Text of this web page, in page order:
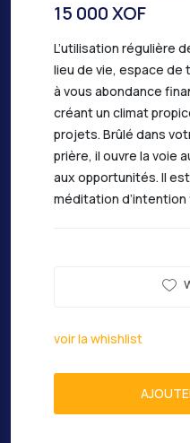
15 000 XOF
L’utilisation régulière
lieu de vie, espace de
à vous abondance
créant un climat
projets. Brûlé dans
prière, il ouvre la voie
aux opportunités. Il
méditation d’intention
voir la whishlist